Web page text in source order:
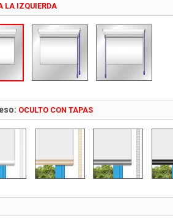
LA IZQUIERDA
OCULTO CON TAPAS